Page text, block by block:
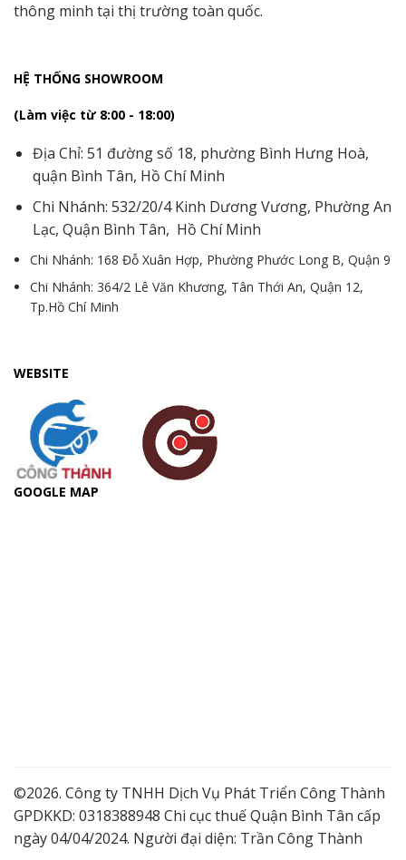
thông minh tại thị trường toàn quốc.
HỆ THỐNG SHOWROOM
(Làm việc từ 8:00 - 18:00)
Địa Chỉ: 51 đường số 18, phường Bình Hưng Hoà,
quận Bình Tân, Hồ Chí Minh
Chi Nhánh: 532/20/4 Kinh Dương Vương, Phường An
Lạc, Quận Bình Tân, Hồ Chí Minh
Chi Nhánh: 168 Đỗ Xuân Hợp, Phường Phước Long B, Quận 9
Chi Nhánh: 364/2 Lê Văn Khương, Tân Thới An, Quận 12,
Tp.Hồ Chí Minh
WEBSITE
GOOGLE MAP
©2026. Công ty TNHH Dịch Vụ Phát Triển Công Thành
GPDKKD: 0318388948 Chi cục thuế Quận Bình Tân cấp
ngày 04/04/2024. Người đại diện: Trần Công Thành